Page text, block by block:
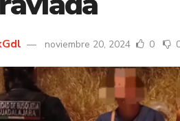
noviembre 20, 2024 0